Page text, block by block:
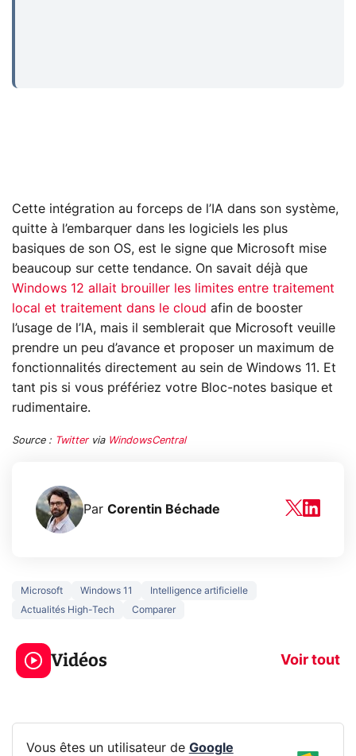
Cette intégration au forceps de l’IA dans son système,
quitte à l’embarquer dans les logiciels les plus
basiques de son OS, est le signe que Microsoft mise
beaucoup sur cette tendance. On savait déjà que
Windows 12 allait brouiller les limites entre traitement
local et traitement dans le cloud afin de booster
l’usage de l’IA, mais il semblerait que Microsoft veuille
prendre un peu d’avance et proposer un maximum de
fonctionnalités directement au sein de Windows 11. Et
tant pis si vous préfériez votre Bloc-notes basique et
rudimentaire.
Source : Twittervia WindowsCentral
Par Corentin Béchade
Microsoft Windows 11
Intelligence artificielle
Actualités High-Tech
Comparer
Vidéos Voir tout
3 écrans en 1 pour
319€ ? Voici L'AOC
CQ32G4ZA !
prochaine
Vous êtes un utilisateur de Google